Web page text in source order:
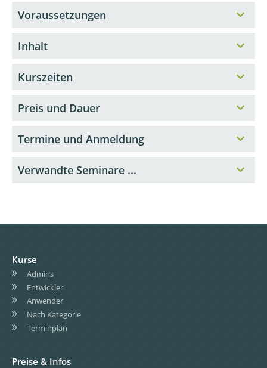
Voraussetzungen
Inhalt
Kurszeiten
Preis und Dauer
Termine und Anmeldung
Verwandte Seminare ...
Kurse
Admins
Entwickler
Anwender
Nach Kategorie
Terminplan
Preise & Infos